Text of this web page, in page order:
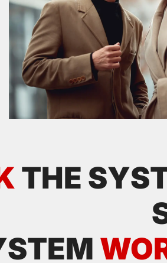
THE